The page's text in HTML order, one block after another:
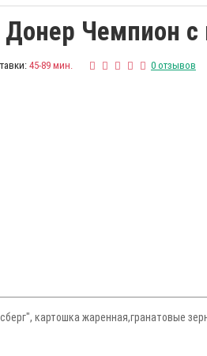
Донер Чемпион с
45-89 мин. 0 отзывов
картошка жаренная,гранатовые